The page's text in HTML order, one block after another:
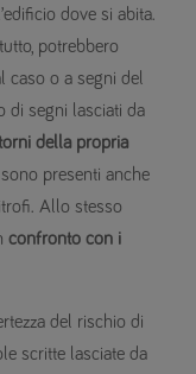
dove si abita.
potrebbero
caso o a segni del
di segni lasciati da
della propria
presenti anche
Allo stesso
confronto con i
del rischio di
scritte lasciate da